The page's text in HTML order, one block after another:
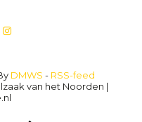
DMWS - RSS-feed
van het Noorden |